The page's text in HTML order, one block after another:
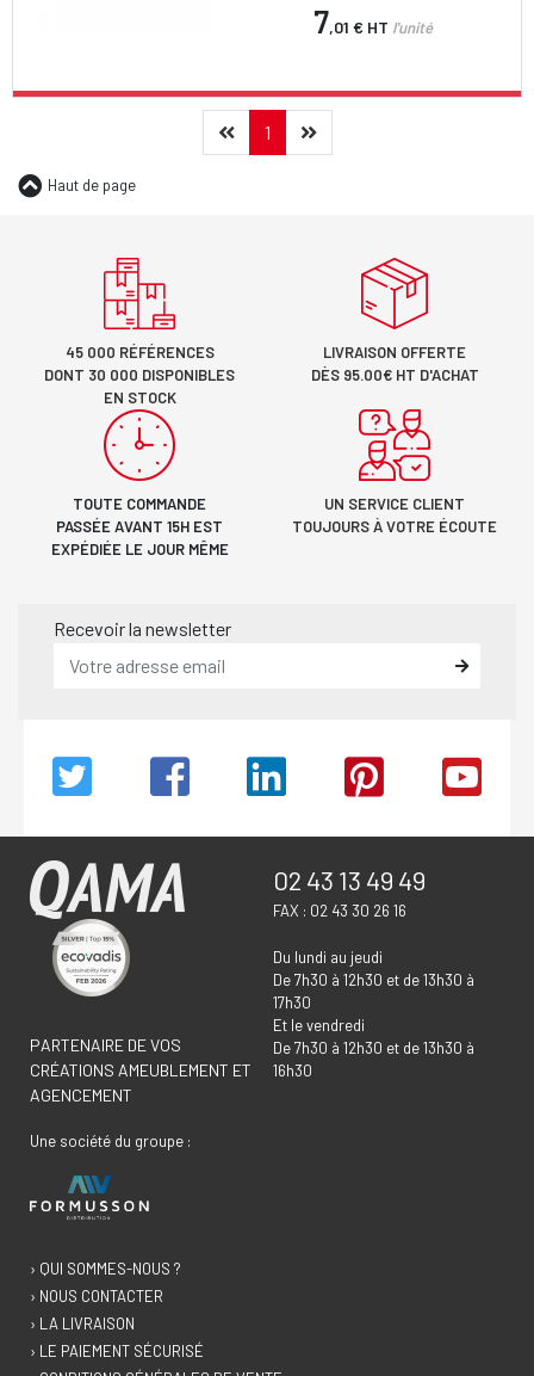
7,01 € HT l'unité
Précédent
1(current)Suivant
Haut de page
45 000 RÉFÉRENCES
DONT 30 000 DISPONIBLES
EN STOCK
LIVRAISON OFFERTE
DÈS 95.00€ HT D'ACHAT
TOUTE COMMANDE
PASSÉE AVANT 15H EST
EXPÉDIÉE LE JOUR MÊME
UN SERVICE CLIENT
TOUJOURS À VOTRE ÉCOUTE
Recevoir la newsletter
PARTENAIRE DE VOS
CRÉATIONS AMEUBLEMENT ET
AGENCEMENT
Une société du groupe :
02 43 13 49 49
FAX : 02 43 30 26 16
Du lundi au jeudi
De 7h30 à 12h30 et de 13h30 à
17h30
Et le vendredi
De 7h30 à 12h30 et de 13h30 à
16h30
› QUI SOMMES-NOUS ?
› NOUS CONTACTER
› LA LIVRAISON
› LE PAIEMENT SÉCURISÉ